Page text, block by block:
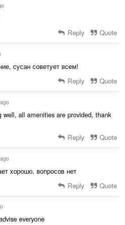
Reply Quote
сусан советует всем!
Reply Quote
well, all amenities are provided, thank
Reply Quote
хорошо, вопросов нет
Reply Quote
everyone